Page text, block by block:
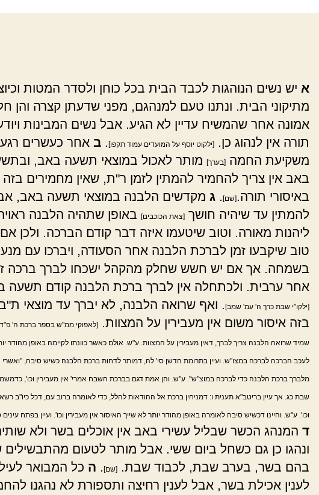
א יש נשים הנוהגות לכבד הבית בכל כוחן ולסדר המטות
מתיקוני הבית. ונתנו טעם למנהגם, מפני שדעתן קצרה והן
אמונה אחר שהמשיח עדיין לא הגיע. אבל נשים המבינות
תורה אין לנהוג כן.
[ילקוט יוסף על המועדים עמוד תקפו] ב אחר כעשרים
משקיעת החמה [בערך] מותר לאכול במוצאי תשעה באב,
באב אין צריך להחמיר להמתין לזמן ר"ת, שאין מחמירים
באיסורי תורה. [שם] ג מקדשים הלבנה במוצאי תשעה באב,
להמתין עד שיהיה חושך [צאת הכוכבים] באופן שתהיה הלבנה
ליהנות מאורה. וטוב שיטעמו איזה דבר קודם הברכה. ולכן
טוב שיקבעו זמן לברכת הלבנה אחר הסעודה, ויברכו עם
בשמחה. אך אם יש חשש שחלק מהקהל ישכחו לברך ברכה
אחר ערבית. ולכתחלה אין לברך ברכת הלבנה קודם תשעה
[ילקו"י שבת כרך ה' עמ' שמב]
. ואף שרואה הלבנה, לא יברך עד מוצאי ת"ב.
בזה איסור משום אין מעבירין על המצוות.
[לאפוקי ממ"ש בספר ברכת ה'
שמיד שרואה הלבנה צריך לברך, דאין מעבירין על המצוות. ע"ש. אולם כאשר כוונתו לקיימה באופן מהודר
לעכב הברכה לברכה במצו"ש. ועיין בתרומת הדשן סי' לה, דמותר לדחות ברכת הלבנה כשיש סיבה,
מלברך ברכת הלבנה כדי לברכה במוצ"ש". ע"ש. והן אמת דגם בברכת השבח אמרי' אין מעבירין וכו',
שבת כג. אך עיין בריטב"א תענית ו: דמניחין ברכת אל ההודאות להלל, כדי לאומרה ברוב עם, דכל כיו"ב
וכו'. ע"ש. והיינו דכשיש סיבה לאומרה באופן מהודר יותר לא שייך האיסור אין מעבירין וכו'. ועיין בפתח
ד המנהג הכשר שבליל עשירי באב אין אוכלים בשר ולא
ונהגו כן גם כשחל ביום ששי. אבל מותר לטעום מהתבשילים
בהם בשר, בערב שבת, לכבוד שבת.
[שם] ה כל המבואר
לענין אכילת בשר, אבל לענין רחיצה ותספורת לא נהגנו